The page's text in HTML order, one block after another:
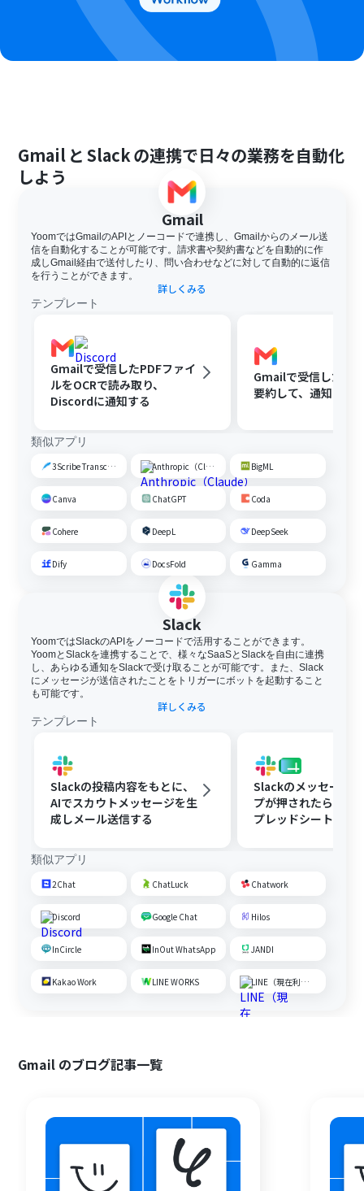
Gmail と Slackの連携で日々の業務を自動化
しよう
Gmail
YoomではGmailのAPIとノーコードで連携し、Gmailからのメール送
信を自動化することが可能です。請求書や契約書などを自動的に作
成しGmail経由で送付したり、問い合わせなどに対して自動的に返信
を行うことができます。
詳しくみる
テンプレート
Gmailで受信したPDFファイ
ルをOCRで読み取り、
Discordに通知する
Gmailで受信した内
要約して、通知する
類似アプリ
3Scribe Transcription Anthropic（Claude） BigML
Canva ChatGPT Coda
Cohere DeepL DeepSeek
Dify DocsFold Gamma
Slack
YoomではSlackのAPIをノーコードで活用することができます。
YoomとSlackを連携することで、様々なSaaSとSlackを自由に連携
し、あらゆる通知をSlackで受け取ることが可能です。また、Slack
にメッセージが送信されたことをトリガーにボットを起動すること
も可能です。
詳しくみる
テンプレート
Slackの投稿内容をもとに、
AIでスカウトメッセージを生
成しメール送信する
Slackのメッセージ
プが押されたら、
プレッドシートにメ
類似アプリ
2Chat ChatLuck Chatwork
Discord Google Chat Hilos
InCircle InOut WhatsApp JANDI
Kakao Work LINE WORKS LINE（現在利用不可）
Gmail のブログ記事一覧